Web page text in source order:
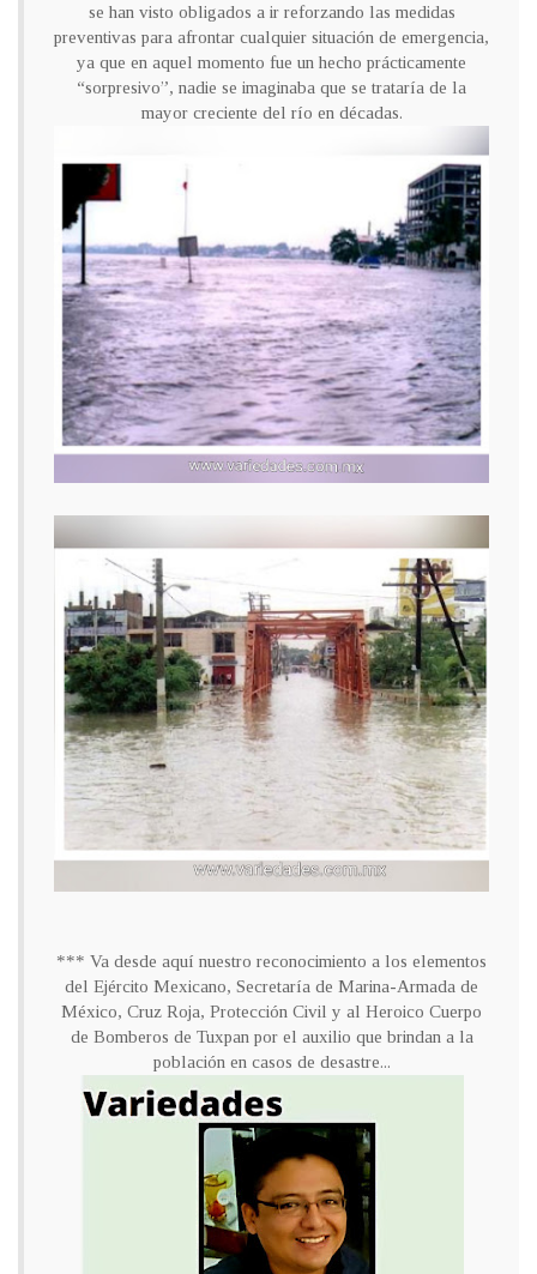
se han visto obligados a ir reforzando las medidas
preventivas para afrontar cualquier situación de emergencia,
ya que en aquel momento fue un hecho prácticamente
“sorpresivo”, nadie se imaginaba que se trataría de la
mayor creciente del río en décadas.
*** Va desde aquí nuestro reconocimiento a los elementos
del Ejército Mexicano, Secretaría de Marina-Armada de
México, Cruz Roja, Protección Civil y al Heroico Cuerpo
de Bomberos de Tuxpan por el auxilio que brindan a la
población en casos de desastre...